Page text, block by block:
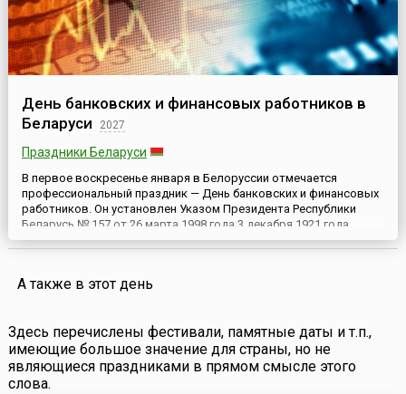
День банковских и финансовых работников в
Беларуси
2027
Праздники Беларуси
В первое воскресенье января в Белоруссии отмечается
профессиональный праздник — День банковских и финансовых
работников. Он установлен Указом Президента Республики
Беларусь № 157 от 26 марта 1998 года.3 декабря 1921 года
Совет Народных Комиссаров Белорусской Советской
банка. При этом ф...
А также в этот день
Здесь перечислены фестивали, памятные даты и т.п.,
имеющие большое значение для страны, но не
являющиеся праздниками в прямом смысле этого
слова.